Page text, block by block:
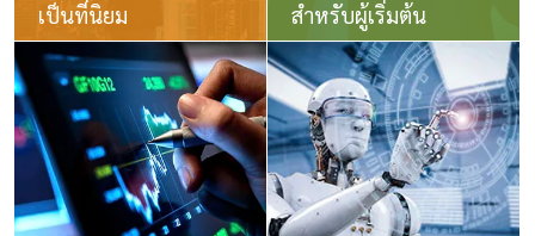
เป็นที่นิยม สำหรับผู้เริ่มต้น